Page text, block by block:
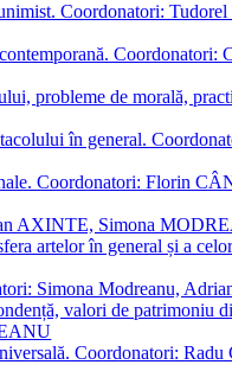
Coordonatori:
probleme de morală,
în general.
Coordonatori: Florin
AXINTE, Simona
artelor în general și a
Simona Modreanu,
valori de patrimoniu
Coordonatori: